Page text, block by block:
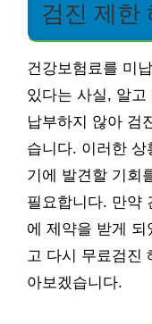
검진 제한
건강보험료를 미
있다는 사실, 알고
납부하지 않아 검
습니다. 이러한
기에 발견할 기회
필요합니다. 만약
에 제약을 받게
고 다시 무료검진
아보겠습니다.